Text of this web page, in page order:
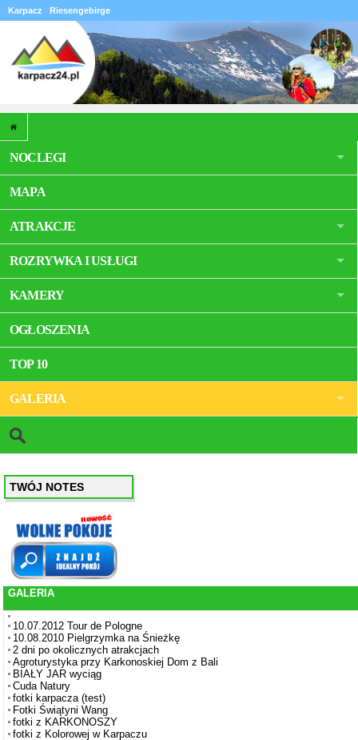
Karpacz Riesengebirge
NOCLEGI
MAPA
ATRAKCJE
ROZRYWKA I USŁUGI
KAMERY
OGŁOSZENIA
TOP 10
GALERIA
TWÓJ NOTES
GALERIA
10.07.2012 Tour de Pologne
10.08.2010 Pielgrzymka na Śnieżkę
2 dni po okolicznych atrakcjach
Agroturystyka przy Karkonoskiej Dom z Bali
BIAŁY JAR wyciąg
Cuda Natury
fotki karpacza (test)
Fotki Świątyni Wang
fotki z KARKONOSZY
fotki z Kolorowej w Karpaczu